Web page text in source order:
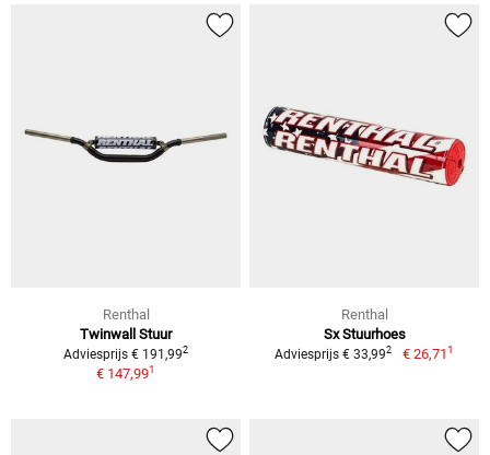
Renthal
Twinwall Stuur
Adviesprijs € 191,992
€ 147,991
Renthal
Sx Stuurhoes
Adviesprijs € 33,992 € 26,711